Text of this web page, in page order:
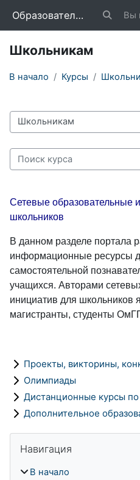
Образовательный портал «Школа» Вы
Школьникам
В начало Курсы
Категории курсов
Поиск курса
Сетевые образовательные
школьников
В данном разделе портала
информационные ресурсы
самостоятельной
учащихся. Авторами
инициатив для школьников
магистранты, студенты
Проекты, викторины,
Олимпиады
Дистанционные курсы
Дополнительное
Блоки
Навигация
В начало